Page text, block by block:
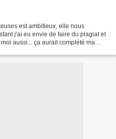
est ambitieux, elle nous
j'ai eu envie de faire du plagiat et
aussi... ça aurait complété ma